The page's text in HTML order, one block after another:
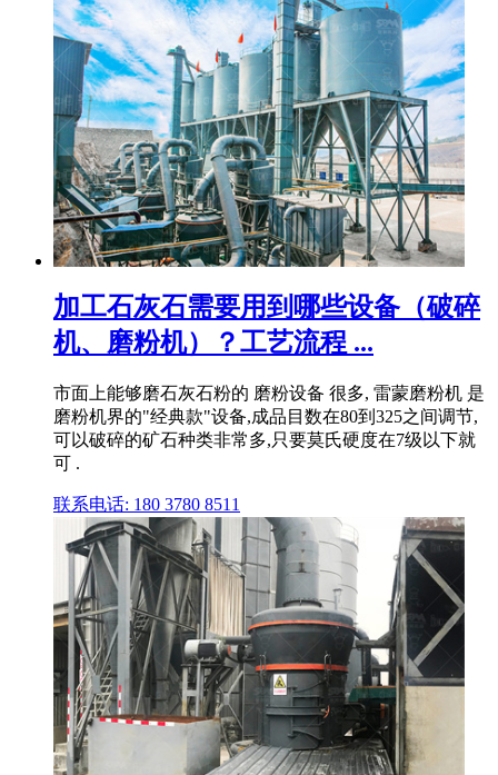
加工石灰石需要用到哪些设备（破碎
机、磨粉机）？工艺流程 ...
市面上能够磨石灰石粉的 磨粉设备 很多, 雷蒙磨粉机 是
磨粉机界的"经典款"设备,成品目数在80到325之间调节,
可以破碎的矿石种类非常多,只要莫氏硬度在7级以下就
可 .
联系电话: 180 3780 8511